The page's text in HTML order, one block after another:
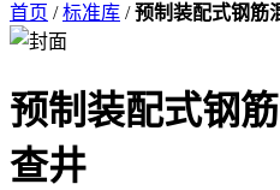
首页 / 标准库 / 预制装配式钢筋
预制装配式钢
查井